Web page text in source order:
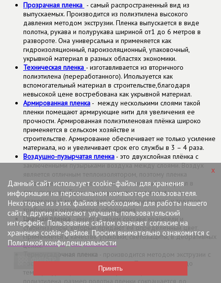
ФИЛЬТР
Прозрачная пленка - самый распространенный вид из
выпускаемых. Производится из полиэтилена высокого
давления методом экструзии. Пленка выпускается в виде
полотна, рукава и полурукава шириной от1 до 6 метров в
развороте. Она универсальна и применяется как
гидроизоляционный, пароизоляционный, упаковочный,
укрывной материал в разных областях экономики.
Техническая пленка - изготавливается из вторичного
полиэтилена (переработанного). Ипользуется как
вспомогательный материал в строительстве,благодаря
невысокой цене востребована как укрывной материал.
Армированная пленка - между несколькими слоями такой
пленки помещают армирующие нити для увеличения ее
прочности. Армированная полиэтиленовая плёнка широко
применяется в сельском хозяйстве и
строительстве. Армирование обеспечивает не только усиление
материала, но и увеличивает срок его службы в 3 – 4 раза.
Воздушно-пузырчатая пленка - это двухслойная плёнка с
заключенными пузырьками воздуха между слоями. Воздух
является отличным теплоизолятором, поэтому пленка
используется как тепло- звукоизоляционный материал в
строительстве. Также она с успехом применяется как
упаковочный материал для хрупких предметов и товаров,
требующих осторожного обращения.
Цветная пленка
- имеет в своем составе красители и
стабилизаторы, которые придают ей определенный цвет.
Применяется в качестве упаковки, светозащиты, в деоративных
целях.
Термоусадочная пленка - производится методом экструзии с
последующим пневморастяжением. При нагревании до
температуры, превышающей границы размягчения
полиэтилена, размер полотна пленки сокращается до
Данный сайт использует cookie-файлы для хранения
информации на персональном компьютере пользователя.
Некоторые из этих файлов необходимы для работы нашего
сайта, другие помогают улучшить пользовательский
интерфейс. Пользование сайтом означает согласие на
хранение cookie-файлов. Просим внимательно ознакомится с
Политикой конфиденциальности
x